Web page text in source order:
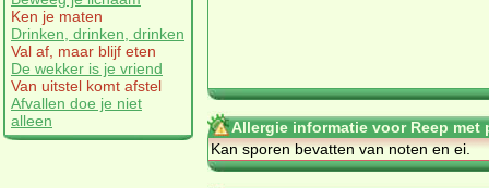
Ken je maten
Drinken, drinken, drinken
Val af, maar blijf eten
De wekker is je vriend
Van uitstel komt afstel
Afvallen doe je niet
alleen
Allergie informatie voor Reep met
Kan sporen bevatten van noten en ei.